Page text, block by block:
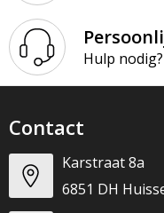
Hulp
Contact
Karstraat 8a
6851 DH